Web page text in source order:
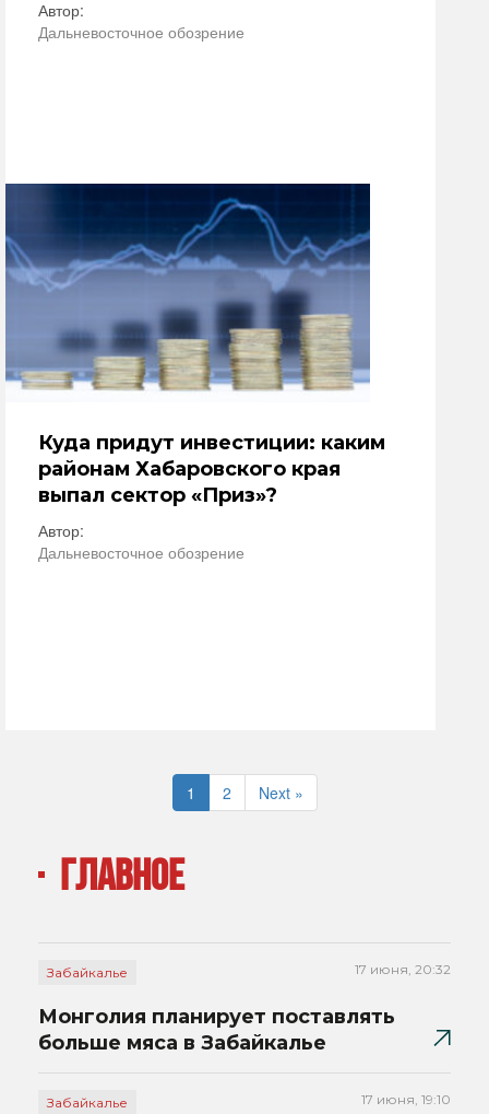
Автор:
Дальневосточное обозрение
Куда придут инвестиции: каким
районам Хабаровского края
выпал сектор «Приз»?
Автор:
Дальневосточное обозрение
1 2 Next »
ГЛАВНОЕ
Забайкалье 17 июня, 20:32
Монголия планирует поставлять
больше мяса в Забайкалье
Забайкалье 17 июня, 19:10